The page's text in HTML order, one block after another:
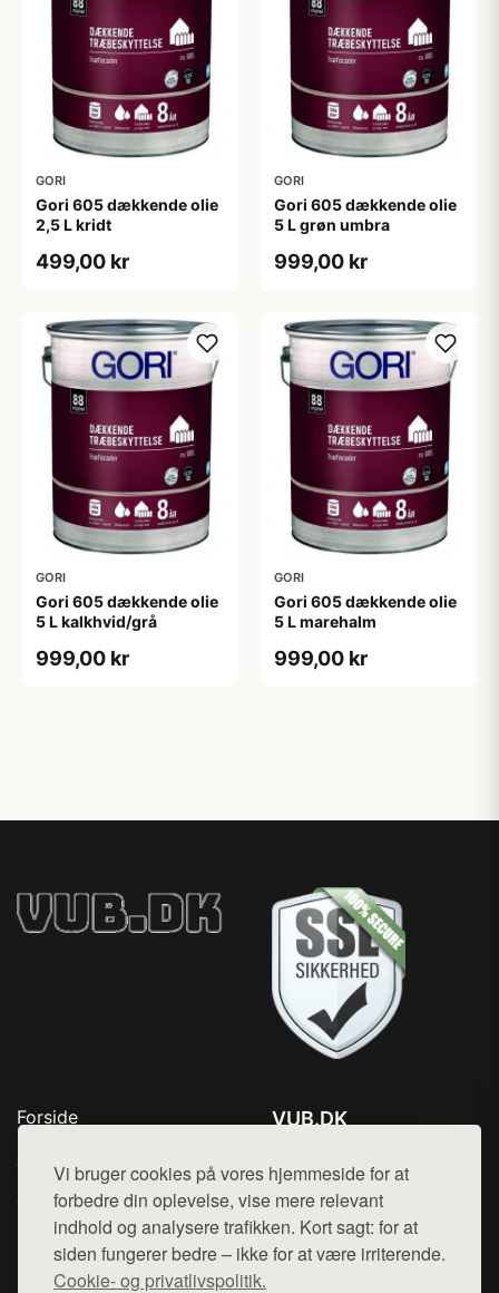
Vi bruger cookies på vores hjemmeside for at
forbedre din oplevelse, vise mere relevant
indhold og analysere trafikken. Kort sagt: for at
siden fungerer bedre – ikke for at være irriterende.
Cookie- og privatlivspolitik.
GORI
Gori 605 dækkende olie
2,5 L kridt
499,00 kr
GORI
Gori 605 dækkende olie
5 L grøn umbra
999,00 kr
GORI
Gori 605 dækkende olie
5 L kalkhvid/grå
999,00 kr
GORI
Gori 605 dækkende olie
5 L marehalm
999,00 kr
Forside
Top Rabatter
Jotun maling
Kontakt
VUB.DK
Mail: hej@want.dk
Cookie- og privatlivspolitik